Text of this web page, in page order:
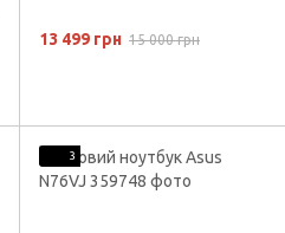
13 499 грн 15 000 грн
3